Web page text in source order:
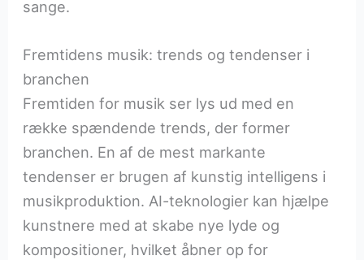
sange.
Fremtidens musik: trends og tendenser i
branchen
Fremtiden for musik ser lys ud med en
række spændende trends, der former
branchen. En af de mest markante
tendenser er brugen af kunstig intelligens i
musikproduktion. AI-teknologier kan hjælpe
kunstnere med at skabe nye lyde og
kompositioner, hvilket åbner op for